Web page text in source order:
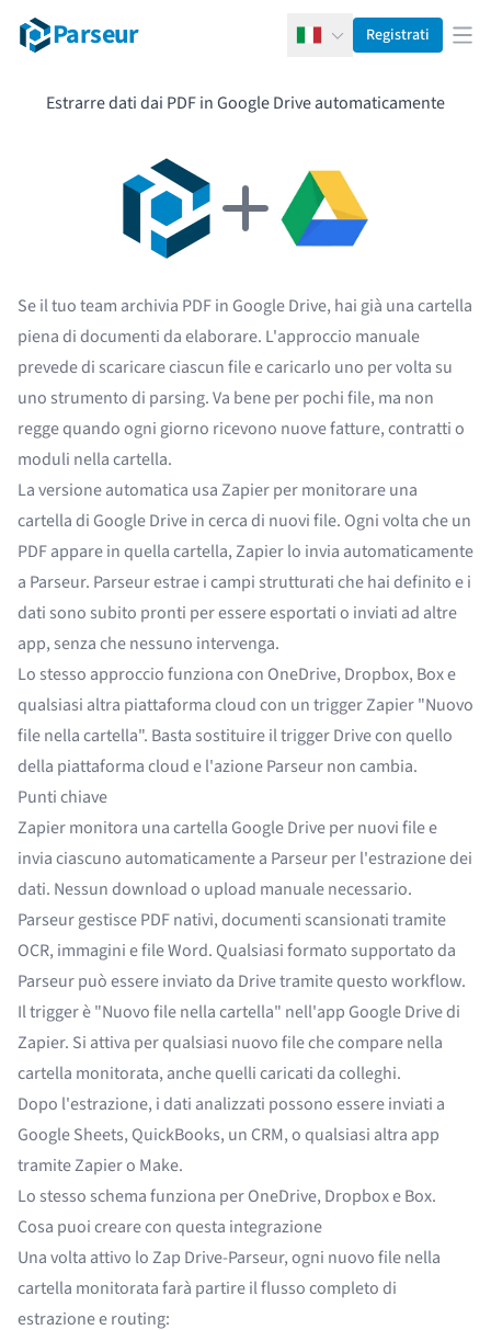
Parseur ItalianoRegistrati
Estrarre dati dai PDF in Google Drive automaticamente
Se il tuo team archivia PDF in Google Drive, hai già una cartella
piena di documenti da elaborare. L'approccio manuale
prevede di scaricare ciascun file e caricarlo uno per volta su
uno strumento di parsing. Va bene per pochi file, ma non
regge quando ogni giorno ricevono nuove fatture, contratti o
moduli nella cartella.
La versione automatica usa Zapier per monitorare una
cartella di Google Drive in cerca di nuovi file. Ogni volta che un
PDF appare in quella cartella, Zapier lo invia automaticamente
a Parseur. Parseur estrae i campi strutturati che hai definito e i
dati sono subito pronti per essere esportati o inviati ad altre
app, senza che nessuno intervenga.
Lo stesso approccio funziona con OneDrive, Dropbox, Box e
qualsiasi altra piattaforma cloud con un trigger Zapier "Nuovo
file nella cartella". Basta sostituire il trigger Drive con quello
della piattaforma cloud e l'azione Parseur non cambia.
Punti chiave
Zapier monitora una cartella Google Drive per nuovi file e
invia ciascuno automaticamente a Parseur per l'estrazione dei
dati. Nessun download o upload manuale necessario.
Parseur gestisce PDF nativi, documenti scansionati tramite
OCR, immagini e file Word. Qualsiasi formato supportato da
Parseur può essere inviato da Drive tramite questo workflow.
Il trigger è "Nuovo file nella cartella" nell'app Google Drive di
Zapier. Si attiva per qualsiasi nuovo file che compare nella
cartella monitorata, anche quelli caricati da colleghi.
Dopo l'estrazione, i dati analizzati possono essere inviati a
Google Sheets, QuickBooks, un CRM, o qualsiasi altra app
tramite Zapier o Make.
Lo stesso schema funziona per OneDrive, Dropbox e Box.
Cosa puoi creare con questa integrazione
Una volta attivo lo Zap Drive-Parseur, ogni nuovo file nella
cartella monitorata farà partire il flusso completo di
estrazione e routing: